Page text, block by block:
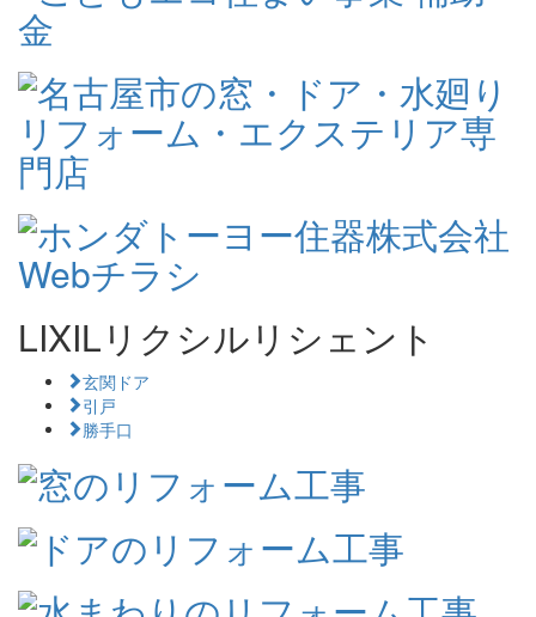
LIXILリクシルリシェント
玄関ドア
引戸
勝手口